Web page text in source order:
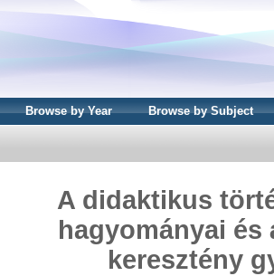
Browse by Year Browse by Subject
A didaktikus
hagyományai
keresztény